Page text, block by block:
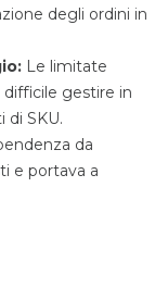
degli ordini in
Le limitate
gestire in
SKU.
da
e portava a